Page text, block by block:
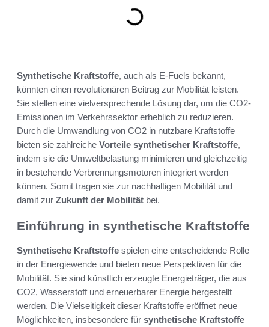
Synthetische Kraftstoffe, auch als E-Fuels bekannt,
könnten einen revolutionären Beitrag zur Mobilität leisten.
Sie stellen eine vielversprechende Lösung dar, um die CO2-
Emissionen im Verkehrssektor erheblich zu reduzieren.
Durch die Umwandlung von CO2 in nutzbare Kraftstoffe
bieten sie zahlreiche Vorteile synthetischer Kraftstoffe,
indem sie die Umweltbelastung minimieren und gleichzeitig
in bestehende Verbrennungsmotoren integriert werden
können. Somit tragen sie zur nachhaltigen Mobilität und
damit zur Zukunft der Mobilität bei.
Einführung in synthetische Kraftstoffe
Synthetische Kraftstoffe spielen eine entscheidende Rolle
in der Energiewende und bieten neue Perspektiven für die
Mobilität. Sie sind künstlich erzeugte Energieträger, die aus
CO2, Wasserstoff und erneuerbarer Energie hergestellt
werden. Die Vielseitigkeit dieser Kraftstoffe eröffnet neue
Möglichkeiten, insbesondere für synthetische Kraftstoffe